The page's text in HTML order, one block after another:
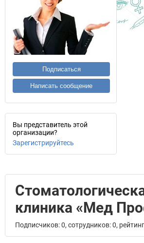
Подписаться
Написать сообщение
Вы представитель этой
организации?
Зарегистрируйтесь
клиника «Мед
Подписчиков: 0, сотрудников: 0,